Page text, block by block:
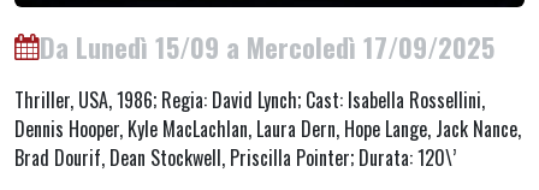
Da Lunedì 15/09 a Mercoledì 17/09/2025
Thriller, USA, 1986; Regia: David Lynch; Cast: Isabella Rossellini,
Dennis Hooper, Kyle MacLachlan, Laura Dern, Hope Lange, Jack Nance,
Brad Dourif, Dean Stockwell, Priscilla Pointer; Durata: 120\’